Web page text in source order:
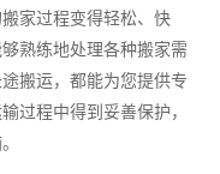
家过程变得轻松、快
熟练地处理各种搬家需
搬运，都能为您提供专
过程中得到妥善保护，